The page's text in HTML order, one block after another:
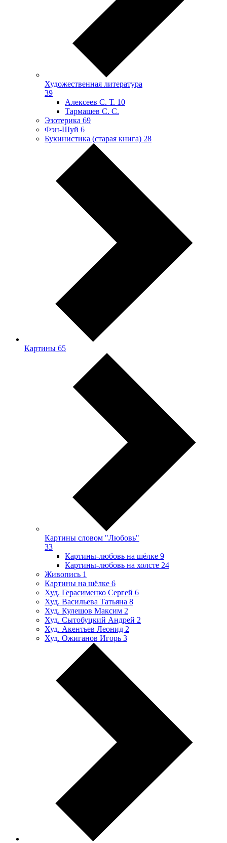
Художественная литература
39
Алексеев С. Т. 10
Тармашев С. С.
Эзотерика 69
Фэн-Шуй 6
Букинистика (старая книга) 28
Картины 65
Картины словом "Любовь"
33
Картины-любовь на шёлке 9
Картины-любовь на холсте 24
Живопись 1
Картины на шёлке 6
Худ. Герасименко Сергей 6
Худ. Васильева Татьяна 8
Худ. Кулешов Максим 2
Худ. Сытобуцкий Андрей 2
Худ. Акентьев Леонид 2
Худ. Ожиганов Игорь 3